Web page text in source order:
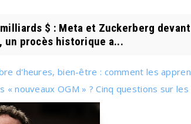
$ : Meta et Zuckerberg
procès historique a...
d'heures, bien-être : comment les
« nouveaux OGM » ? Cinq questions sur